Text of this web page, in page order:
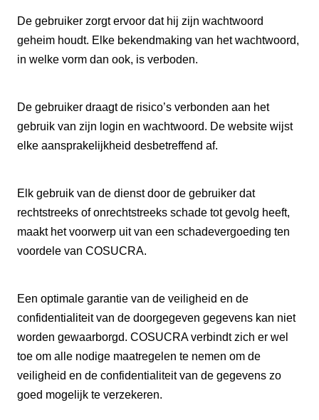
De gebruiker zorgt ervoor dat hij zijn wachtwoord
geheim houdt. Elke bekendmaking van het wachtwoord,
in welke vorm dan ook, is verboden.
De gebruiker draagt de risico’s verbonden aan het
gebruik van zijn login en wachtwoord. De website wijst
elke aansprakelijkheid desbetreffend af.
Elk gebruik van de dienst door de gebruiker dat
rechtstreeks of onrechtstreeks schade tot gevolg heeft,
maakt het voorwerp uit van een schadevergoeding ten
voordele van COSUCRA.
Een optimale garantie van de veiligheid en de
confidentialiteit van de doorgegeven gegevens kan niet
worden gewaarborgd. COSUCRA verbindt zich er wel
toe om alle nodige maatregelen te nemen om de
veiligheid en de confidentialiteit van de gegevens zo
goed mogelijk te verzekeren.